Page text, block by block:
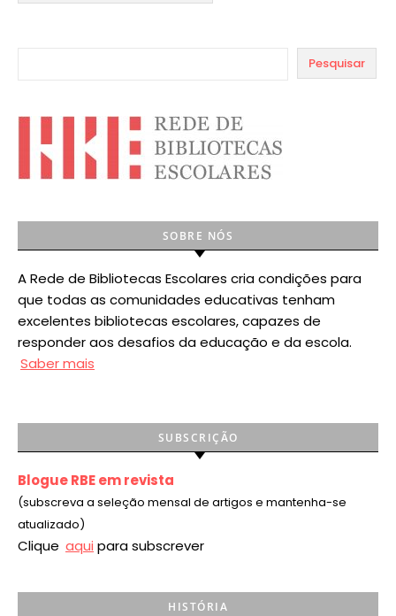
Pesquisar
SOBRE NÓS
A Rede de Bibliotecas Escolares cria condições para
que todas as comunidades educativas tenham
excelentes bibliotecas escolares, capazes de
responder aos desafios da educação e da escola.
Saber mais
SUBSCRIÇÃO
Blogue RBE em revista
(subscreva a seleção mensal de artigos e mantenha-se
atualizado)
Clique aqui para subscrever
HISTÓRIA